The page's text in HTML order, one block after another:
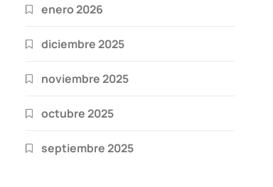
enero 2026
diciembre 2025
noviembre 2025
octubre 2025
septiembre 2025